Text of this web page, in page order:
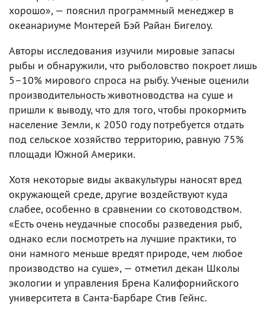
хорошо», — пояснил программный менеджер в
океанариуме Монтерей Бэй Райан Бигелоу.
Авторы исследования изучили мировые запасы
рыбы и обнаружили, что рыболовство покроет лишь
5–10% мирового спроса на рыбу. Ученые оценили
производительность животноводства на суше и
пришли к выводу, что для того, чтобы прокормить
население Земли, к 2050 году потребуется отдать
под сельское хозяйство территорию, равную 75%
площади Южной Америки.
Хотя некоторые виды аквакультуры наносят вред
окружающей среде, другие воздействуют куда
слабее, особенно в сравнении со скотоводством.
«Есть очень неудачные способы разведения рыб,
однако если посмотреть на лучшие практики, то
они намного меньше вредят природе, чем любое
производство на суше», — отметил декан Школы
экологии и управления Брена Калифорнийского
университета в Санта-Барбаре Стив Гейнс.